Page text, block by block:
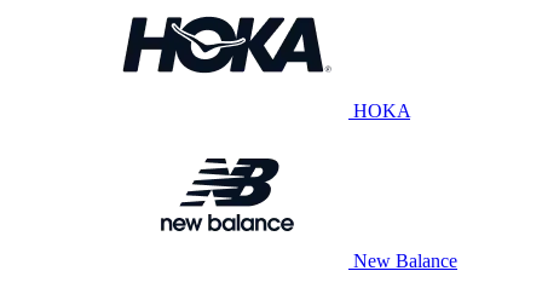
HOKA
New Balance